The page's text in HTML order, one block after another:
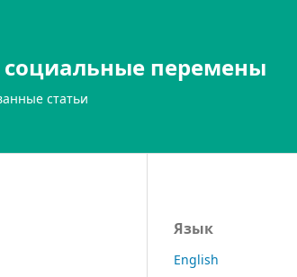
перемены
статьи
Язык
English